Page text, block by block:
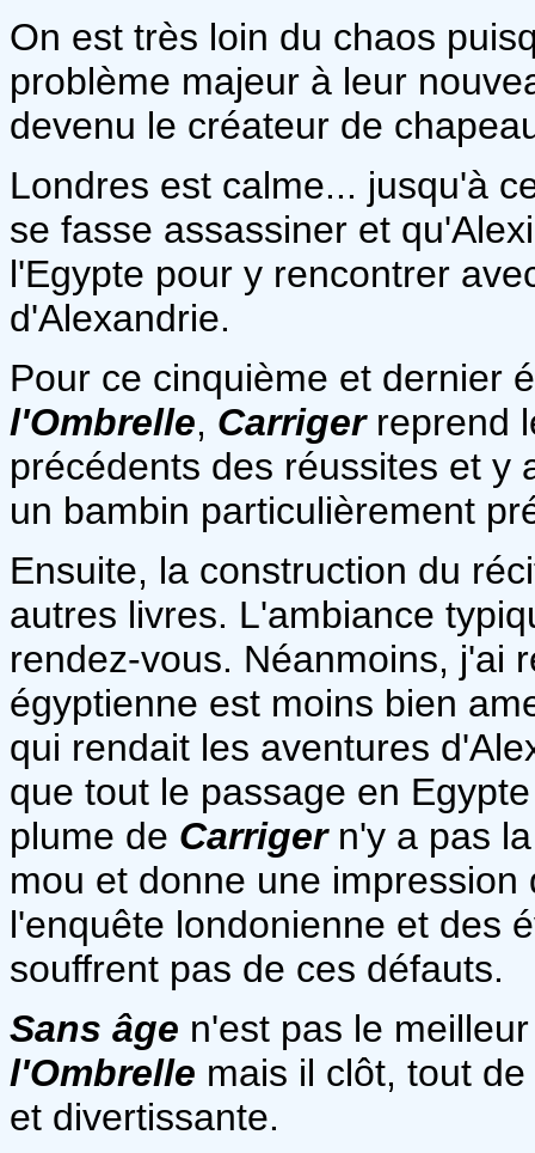
On est très loin du chaos
problème majeur à leur
devenu le créateur de
Londres est calme... jusqu'à
se fasse assassiner et
l'Egypte pour y rencontrer
d'Alexandrie.
Pour ce cinquième et dernier
l'Ombrelle, Carrigerreprend
précédents des réussites et y
un bambin particulièrement
Ensuite, la construction du
autres livres. L'ambiance
rendez-vous. Néanmoins, j'ai
égyptienne est moins bien
qui rendait les aventures
que tout le passage en
plume de Carrigern'y a pas
mou et donne une
l'enquête londonienne et des
souffrent pas de ces défauts.
Sans âge n'est pas le
l'Ombrelle mais il clôt, tout
et divertissante.